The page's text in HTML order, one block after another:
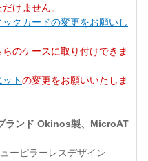
けません。
ックカードの変更をお願いし
のケースに取り付けできま
トの変更をお願いいたしま
ランド Okinos製、MicroAT
ーピラーレスデザイン